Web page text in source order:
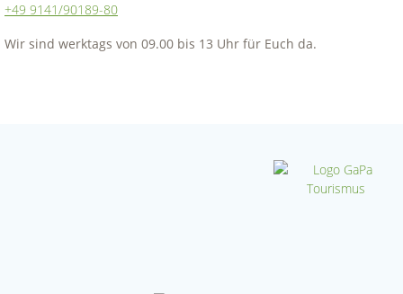
+49 9141/90189-80
Wir sind werktags von 09.00 bis 13 Uhr für Euch da.